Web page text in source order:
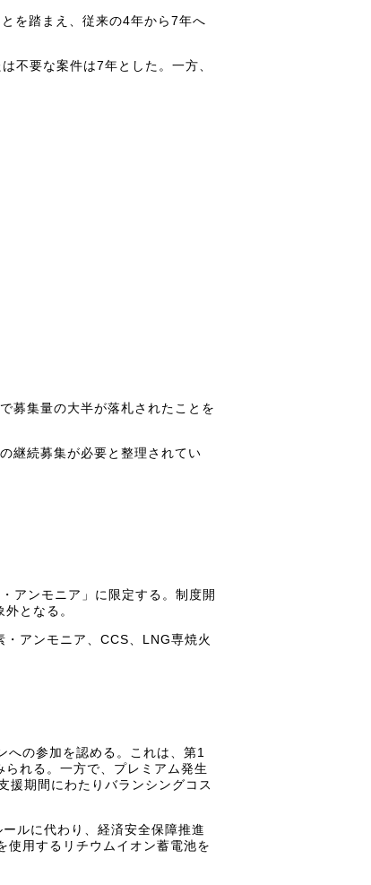
を踏まえ、従来の4年から7年へ
不要な案件は7年とした。一方、
募集量の大半が落札されたことを
継続募集が必要と整理されてい
アンモニア」に限定する。制度開
となる。
アンモニア、CCS、LNG専焼火
の参加を認める。これは、第1
れる。一方で、プレミアム発生
援期間にわたりバランシングコス
ルに代わり、経済安全保障推進
使用するリチウムイオン蓄電池を